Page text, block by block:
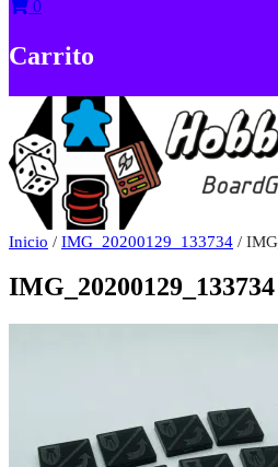
0
Carrito
Inicio / IMG_20200129_133734 /
IMG_20200129_133734